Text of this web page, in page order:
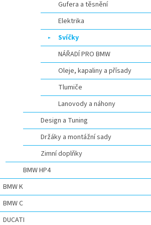
Gufera a těsnění
Elektrika
Svíčky
NÁŘADÍ PRO BMW
Oleje, kapaliny a přísady
Tlumiče
Lanovody a náhony
Design a Tuning
Držáky a montážní sady
Zimní doplňky
BMW HP4
BMW K
BMW C
DUCATI